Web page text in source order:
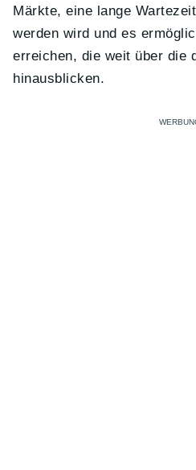
Märkte, eine lange
werden wird und es
erreichen, die weit über die
hinausblicken.